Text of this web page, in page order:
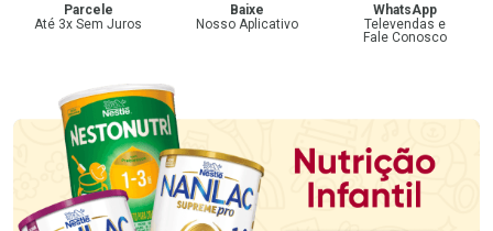
Parcele
Até 3x Sem Juros
Baixe
Nosso Aplicativo
WhatsApp
Televendas e
Fale Conosco